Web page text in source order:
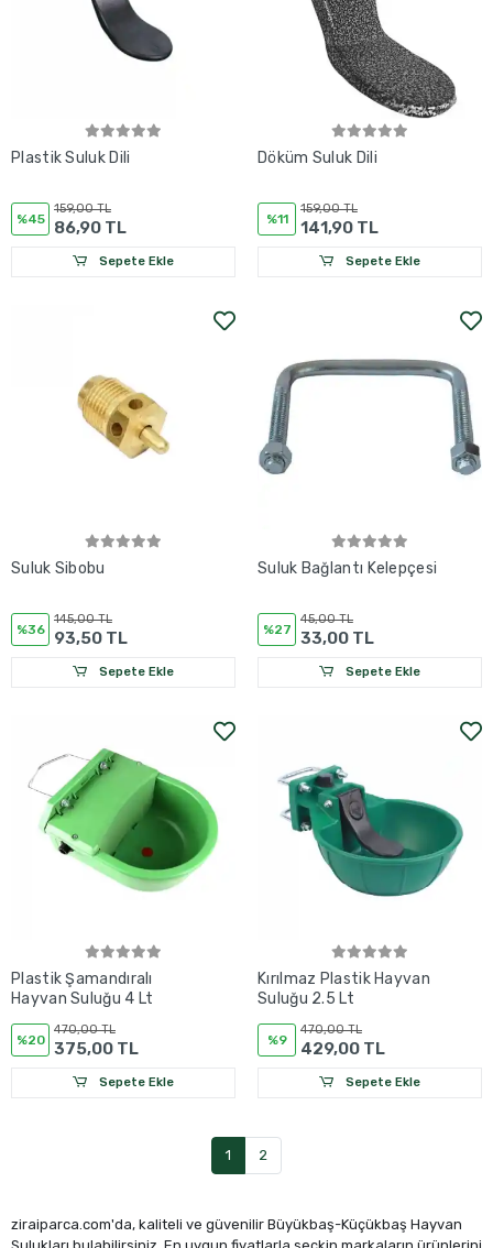
Plastik Suluk Dili
%45
159,00 TL
86,90 TL
Sepete Ekle
Döküm Suluk Dili
%11
159,00 TL
141,90 TL
Sepete Ekle
Suluk Sibobu
%36
145,00 TL
93,50 TL
Sepete Ekle
Suluk Bağlantı Kelepçesi
%27
45,00 TL
33,00 TL
Sepete Ekle
Plastik Şamandıralı
Hayvan Suluğu 4 Lt
%20
470,00 TL
375,00 TL
Sepete Ekle
Kırılmaz Plastik Hayvan
Suluğu 2.5 Lt
%9
470,00 TL
429,00 TL
Sepete Ekle
1 2
ziraiparca.com'da, kaliteli ve güvenilir Büyükbaş-Küçükbaş Hayvan